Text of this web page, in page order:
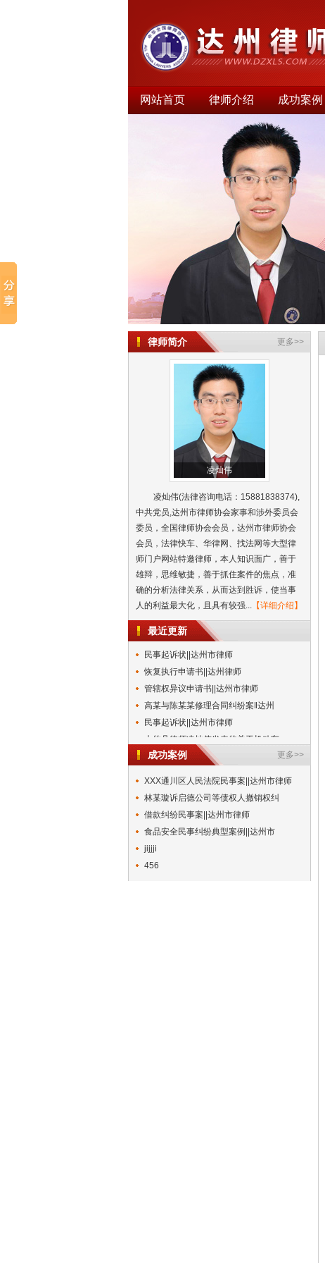
网站首页 律师介绍 成功案例
律师简介 更多>>
凌灿伟
凌灿伟(法律咨询电话：15881838374),
中共党员,达州市律师协会家事和涉外委员会
委员，全国律师协会会员，达州市律师协会
会员，法律快车、华律网、找法网等大型律
师门户网站特邀律师，本人知识面广，善于
雄辩，思维敏捷，善于抓住案件的焦点，准
确的分析法律关系，从而达到胜诉，使当事
人的利益最大化，且具有较强... 【详细介绍】
最近更新
大竹县律师凌灿伟发表的关于机动车
合 作 合 同 书||达州市律师
解除同居关系协议书||达州市律师
和解协议书||达州市律师
合 作 合 同 书||达州市律师
解除同居关系协议书||达州市律师
交通事故赔偿协议||达州市律师
和解协议书||达州市律师
民事起诉状||达州市律师
恢复执行申请书||达州律师
管辖权异议申请书||达州市律师
高某与陈某某修理合同纠纷案‖达州
成功案例 更多>>
XXX通川区人民法院民事案||达州市律师
林某璇诉启德公司等债权人撤销权纠
借款纠纷民事案||达州市律师
食品安全民事纠纷典型案例||达州市
jijjji
456